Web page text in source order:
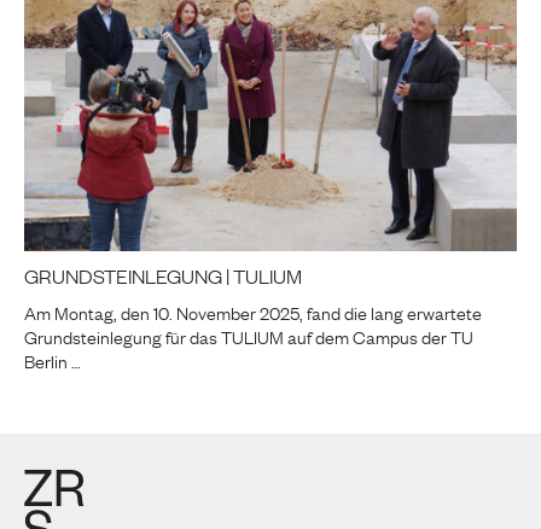
GRUNDSTEINLEGUNG | TULIUM
Am Montag, den 10. November 2025, fand die lang erwartete
Grundsteinlegung für das TULIUM auf dem Campus der TU
Berlin …